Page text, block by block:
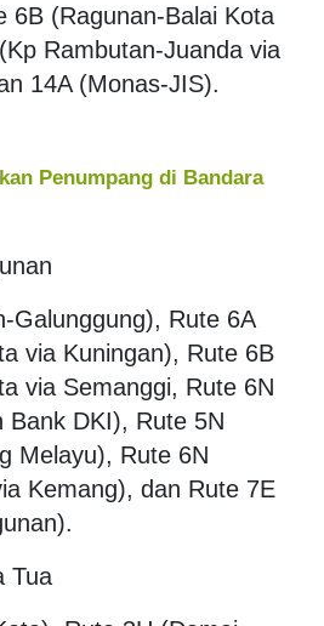
6B (Ragunan-Balai Kota
Rambutan-Juanda via
14A (Monas-JIS).
Penumpang di Bandara
Galunggung), Rute 6A
via Kuningan), Rute 6B
via Semanggi, Rute 6N
Bank DKI), Rute 5N
Melayu), Rute 6N
Kemang), dan Rute 7E
Tua